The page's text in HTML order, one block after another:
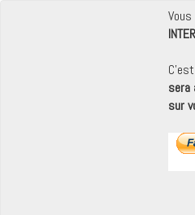
sera
sur